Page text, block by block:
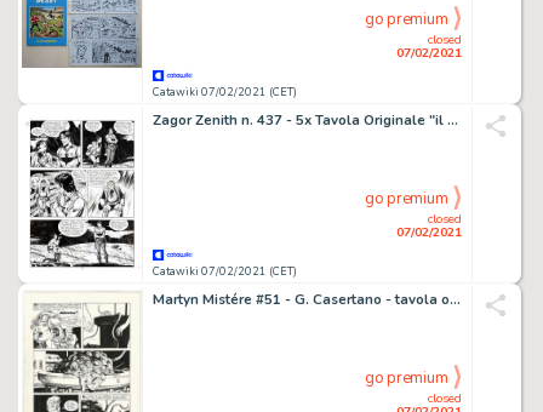
Catawiki 07/02/2021 (CET)
closed
07/02/2021
go premium
Zagor Zenith n. 437 - 5x Tavola Originale "il terrore dal mare" Andreucci - First edition - (1997)
Catawiki 07/02/2021 (CET)
closed
07/02/2021
go premium
Martyn Mistére #51 - G. Casertano - tavola originale "La notte dell'Uomo Lupo" - Loose page - (1986)
closed
go premium